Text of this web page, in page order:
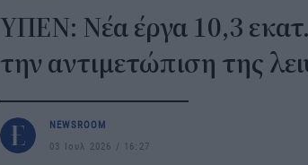
ΥΠΕΝ: Νέα έργα 10,3
την αντιμετώπιση της
NEWSROOM
03 Ιουλ 2026
16:27